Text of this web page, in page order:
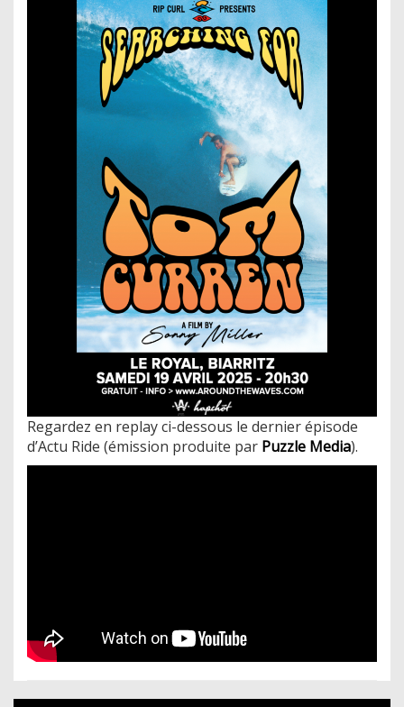
Regardez en replay ci-dessous le dernier épisode
d’Actu Ride (émission produite par Puzzle Media).